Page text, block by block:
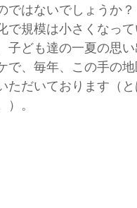
ではないでしょうか？
で規模は小さくなっ
子ども達の一夏の思
、毎年、この手の
ただいております（
。